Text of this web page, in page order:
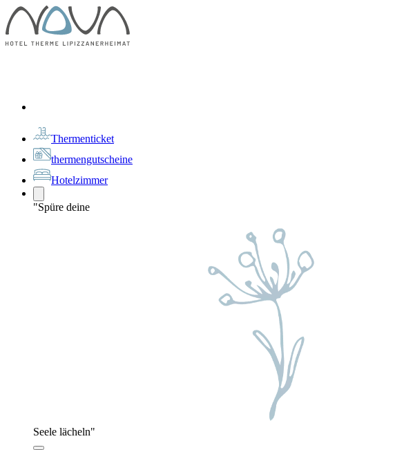
Thermenticket
thermengutscheine
Hotelzimmer
"Spüre deine
Seele lächeln"